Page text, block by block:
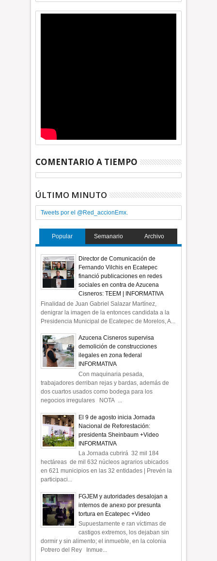
COMENTARIO A TIEMPO
ÚLTIMO MINUTO
Tweets por el @Red_accionEmx.
Popular Semanario Archivo
Director de Comunicación de
Fernando Vilchis en Ecatepec
financió publicaciones en redes
sociales en contra de Azucena
Cisneros: TEEM | INFORMATIVA
Finalidad de Juan Gabriel Salazar Martínez,
denigrar la imagen de la entonces candidata a la
Presidencia Municipal de Ecatepec de Morelos, A...
Azucena Cisneros supervisa
demolición de construcciones
ilegales en zona federal
INFORMATIVA
Con maquinaria pesada,
trabajadores derriban rejas y bardas, además de
dos cuartos usados como bodega para los
negocios irregulares NOTA ...
El 9 de agosto inicia Jornada
Nacional de Reforestación:
presidenta Sheinbaum +Video
INFORMATIVA
La Jornada cubrirá 32 mil 184
hectáreas de mil 632 núcleos agrarios ubicados
en 621 municipios en las 32 entidades | Prevén la
participaci...
FGJEM y autoridades desalojan a
internos de anexo por presunta
tortura en Ecatepec +Video
Supuestamente e ran víctimas de
castigos extremos, los dejaban sin
dormir y sin alimento; el inmueble, en la colonia
Potrero del Rey Inmue...